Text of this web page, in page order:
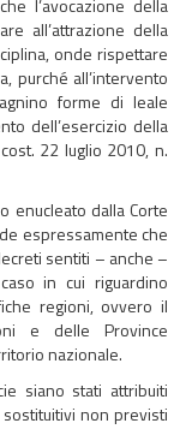
l’avocazione della
all’attrazione della
onde rispettare
purché all’intervento
forme di leale
dell’esercizio della
22 luglio 2010, n.
enucleato dalla Corte
espressamente che
sentiti – anche –
in cui riguardino
regioni, ovvero il
e delle Province
nazionale.
siano stati attribuiti
non previsti